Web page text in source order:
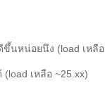
ขึ้นหน่อยนึง (load เหลือ
เหลือ ~25.xx)